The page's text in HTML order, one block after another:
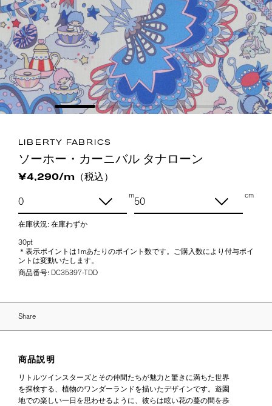
LIBERTY FABRICS
ソーホー・カーニバル タナローン
¥4,290/m（税込）
m cm
在庫状況: 在庫わずか
30pt
＊表示ポイントは1mあたりのポイント数です。ご購入数により付与ポイ
ントは変動いたします。
商品番号: DC35397-TDD
Share
商品説明
リトルツインスターズとその仲間たちが魅力と驚きに満ちた世界
を探検する、植物のワンダーランドを描いたデザインです。遊園
地での楽しい一日を思わせるように、彼らは眩い花の蔓の間を歩